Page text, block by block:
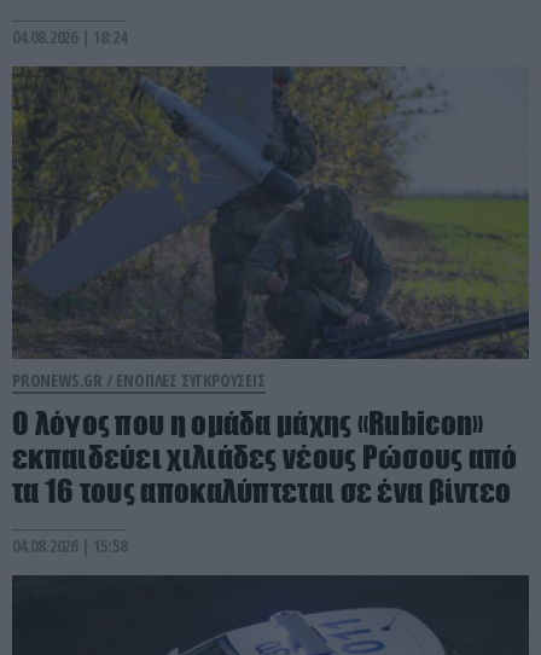
04.08.2026 | 18:24
PRONEWS.GR / ΕΝΟΠΛΕΣ ΣΥΓΚΡΟΥΣΕΙΣ
Ο λόγος που η ομάδα μάχης «Rubicon»
εκπαιδεύει χιλιάδες νέους Ρώσους από
τα 16 τους αποκαλύπτεται σε ένα βίντεο
04.08.2026 | 15:58